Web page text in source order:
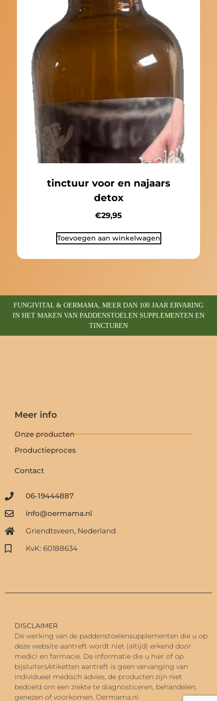
tinctuur voor en najaars
detox
€29,95
Toevoegen aan winkelwagen
FUNGIVITAL & OERMAMA, MEER DAN 100 JAAR ERVARING
IN HET MAKEN VAN PADDENSTOELEN SUPPLEMENTEN EN
TINCTUREN
Meer info
Onze producten
Productieproces
Contact
06-19444887
info@oermama.nl
Griendtsveen, Nederland
KvK: 60188634
DISCLAIMER
De werking van de paddenstoelensupplementen die u op
deze website aantreft wordt niet (altijd) erkend door
medici en farmacie. De informatie die u hier of op
bijsluiters/etiketten aantreft is geen vervanging van
individueel medisch advies, de producten zijn niet
bedoeld om een ziekte te diagnosticeren, behandelen,
genezen of voorkomen. Oermama.nl